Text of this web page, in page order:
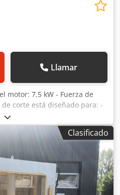
Llamar
motor: 7,5 kW - Fuerza de
corte está diseñado para: -
mm - Diámetro máximo
máquina: aproximadamente
aproximadamente 100
en la zona del panel de
Color de la carcasa: RAL, a
protección/barra de cuchillas:
a pedido. Codpsftnt
adicional bajo consulta.
Clasificado